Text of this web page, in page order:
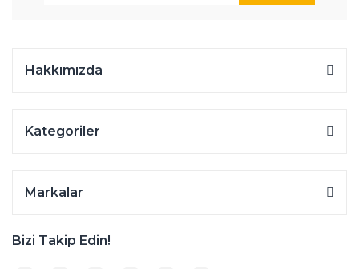
Hakkımızda
Kategoriler
Markalar
Bizi Takip Edin!